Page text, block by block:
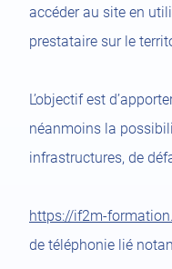
accéder au site en
prestataire sur le
L’objectif est
néanmoins la
infrastructures, de
https://if2m-
de téléphonie lié